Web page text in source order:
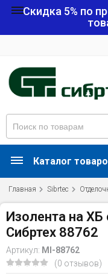
Скидка 5% по
Каталог
Главная Sibrtec
Изолента на
Сибртех 88762
Артикул: MI-88762
(0 отзывов)